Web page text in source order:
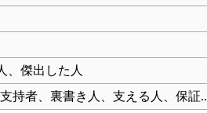
、傑出した人
持者、裏書き人、支える人、保証..